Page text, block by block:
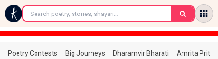
←
Poetry Contests Big Journeys Dharamvir Bharati Amrita